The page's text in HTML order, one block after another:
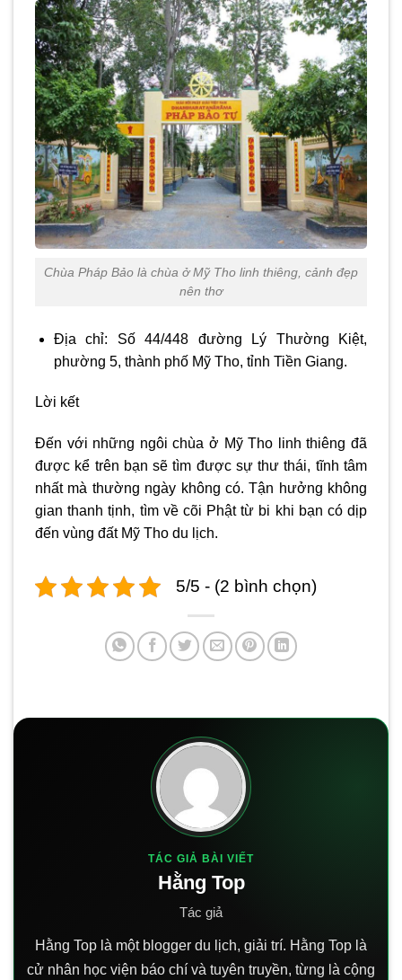
Chùa Pháp Bảo là chùa ở Mỹ Tho linh thiêng, cảnh đẹp
nên thơ
Địa chỉ: Số 44/448 đường Lý Thường Kiệt,
phường 5, thành phố Mỹ Tho, tỉnh Tiền Giang.
Lời kết
Đến với những ngôichùa ở Mỹ Tho linh thiêng đã
được kể trên bạn sẽ tìm được sự thư thái, tĩnh tâm
nhất mà thường ngày không có. Tận hưởng không
gian thanh tịnh, tìm về cõi Phật từ bi khi bạn có dịp
đến vùng đất Mỹ Tho du lịch.
5/5 - (2 bình chọn)
TÁC GIẢ BÀI VIẾT
Hằng Top
Tác giả
Hằng Top là một blogger du lịch, giải trí. Hằng Top là
cử nhân học viện báo chí và tuyên truyền, từng là cộng